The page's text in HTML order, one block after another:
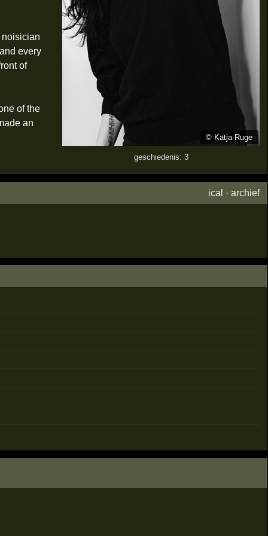
© Katja Ruge
geschiedenis: 3
every
of
of the
an
ical ·archief